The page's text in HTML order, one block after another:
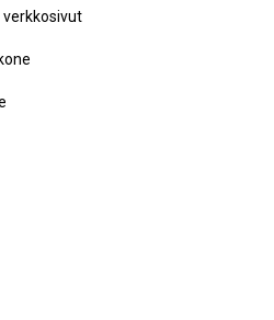
verkkosivut